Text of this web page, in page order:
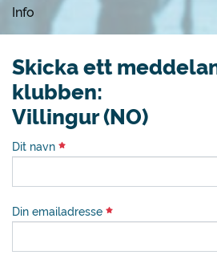
Info
Skicka ett
klubben:
Villingur (NO)
Dit navn
Din emailadresse